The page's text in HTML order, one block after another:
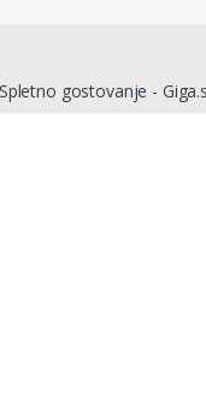
Spletno gostovanje -